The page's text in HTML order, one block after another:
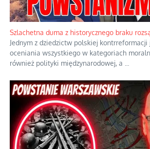
Ekspresowy kurs zbawienia z rodzinną
Dramatyczne skutki skrajnej nadgorliwości